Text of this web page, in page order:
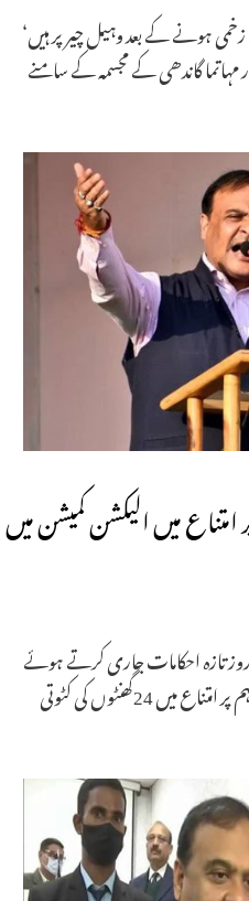
ہونے کے بعد وہیل چیر پر ہیں‘
مہاتما گاندھی کے مجسمہ کے سامنے
میں الیکشن کمیشن میں
تازہ احکامات جاری کرتے ہوئے
بی جے پی قائد ہیمنت بسواس سرما کی مہم پر امتناع میں 24گھنٹوں کی کٹوتی